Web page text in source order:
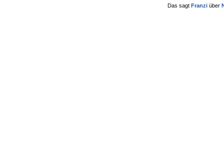
Das sagt Franzi über